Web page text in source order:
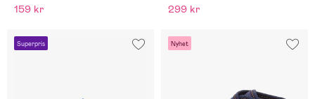
159 kr 299 kr
Superpris Nyhet